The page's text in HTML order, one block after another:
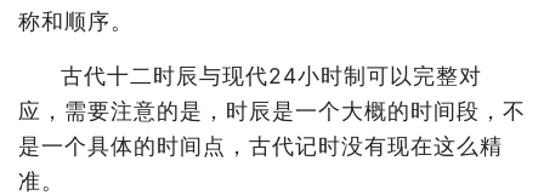
称和顺序。
古代十二时辰与现代24小时制可以完整对
应，需要注意的是，时辰是一个大概的时间段，不
是一个具体的时间点，古代记时没有现在这么精
准。